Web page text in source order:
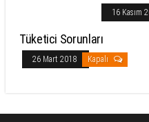
16 Kasım
Tüketici Sorunları
26 Mart 2018 Kapalı